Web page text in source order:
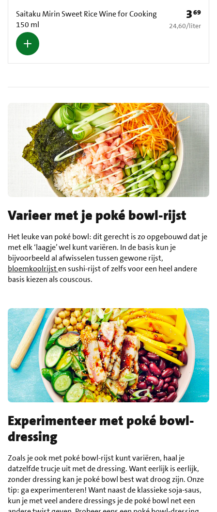
Saitaku Mirin Sweet Rice Wine for Cooking
150 ml
Prijs: €
369
€ 24,60 per liter
24,60/liter
Varieer met je poké bowl-rijst
Het leuke van poké bowl: dit gerecht is zo opgebouwd dat je
met elk ‘laagje’ wel kunt variëren. In de basis kun je
bijvoorbeeld al afwisselen tussen gewone rijst,
bloemkoolrijsten sushi-rijst of zelfs voor een heel andere
basis kiezen als couscous.
Experimenteer met poké bowl-
dressing
Zoals je ook met poké bowl-rijst kunt variëren, haal je
datzelfde trucje uit met de dressing. Want eerlijk is eerlijk,
zonder dressing kan je poké bowl best wat droog zijn. Onze
tip: ga experimenteren! Want naast de klassieke soja-saus,
kun je met veel andere dressings je de poké bowl net een